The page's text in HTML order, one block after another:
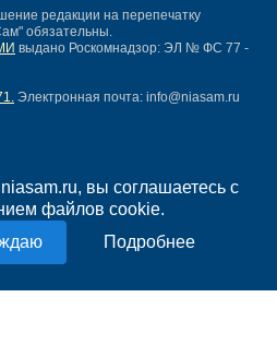
вы соглашаетесь с
файлов cookie.
Подробнее
редакции на перепечатку
обязательны.
выдано Роскомнадзор: ЭЛ № ФС 77 -
Электронная почта: info@niasam.ru
данных